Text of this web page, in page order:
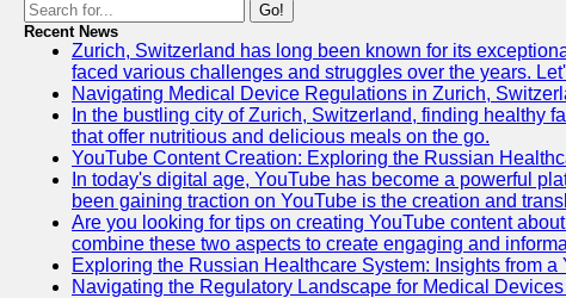
Go!
Recent News
Zurich, Switzerland has long been known for its
faced various challenges and struggles over the years.
Navigating Medical Device Regulations in Zurich,
In the bustling city of Zurich, Switzerland, finding healthy
that offer nutritious and delicious meals on the go.
YouTube Content Creation: Exploring the Russian
In today's digital age, YouTube has become a powerful
been gaining traction on YouTube is the creation and
Are you looking for tips on creating YouTube content
combine these two aspects to create engaging and
Exploring the Russian Healthcare System: Insights from a
Navigating the Regulatory Landscape for Medical